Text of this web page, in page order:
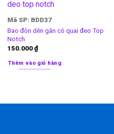
Mã SP: BDD37
Bao đôn dên gân có quai đeo Top
Notch
150.000₫
Thêm vào giỏ hàng